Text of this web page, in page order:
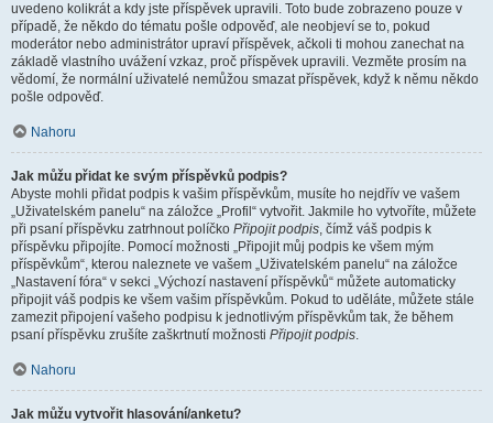
uvedeno kolikrát a kdy jste příspěvek upravili. Toto bude zobrazeno pouze v
případě, že někdo do tématu pošle odpověď, ale neobjeví se to, pokud
moderátor nebo administrátor upraví příspěvek, ačkoli ti mohou zanechat na
základě vlastního uvážení vzkaz, proč příspěvek upravili. Vezměte prosím na
vědomí, že normální uživatelé nemůžou smazat příspěvek, když k němu někdo
pošle odpověď.
Nahoru
Jak můžu přidat ke svým příspěvků podpis?
Abyste mohli přidat podpis k vašim příspěvkům, musíte ho nejdřív ve vašem
„Uživatelském panelu“ na záložce „Profil“ vytvořit. Jakmile ho vytvoříte, můžete
při psaní příspěvku zatrhnout políčko Připojit podpis, čímž váš podpis k
příspěvku připojíte. Pomocí možnosti „Připojit můj podpis ke všem mým
příspěvkům“, kterou naleznete ve vašem „Uživatelském panelu“ na záložce
„Nastavení fóra“ v sekci „Výchozí nastavení příspěvků“ můžete automaticky
připojit váš podpis ke všem vašim příspěvkům. Pokud to uděláte, můžete stále
zamezit připojení vašeho podpisu k jednotlivým příspěvkům tak, že během
psaní příspěvku zrušíte zaškrtnutí možnosti Připojit podpis.
Nahoru
Jak můžu vytvořit hlasování/anketu?